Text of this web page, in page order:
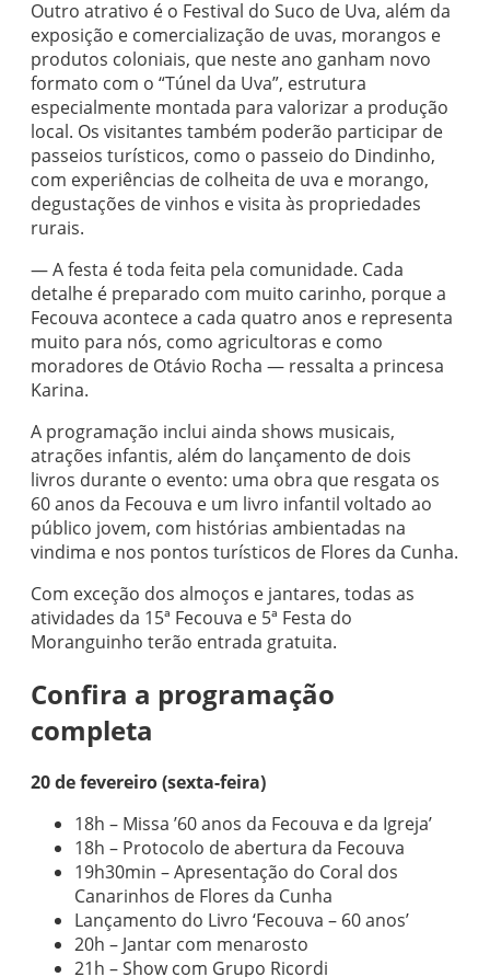
Outro atrativo é o Festival do Suco de Uva, além da
exposição e comercialização de uvas, morangos e
produtos coloniais, que neste ano ganham novo
formato com o “Túnel da Uva”, estrutura
especialmente montada para valorizar a produção
local. Os visitantes também poderão participar de
passeios turísticos, como o passeio do Dindinho,
com experiências de colheita de uva e morango,
degustações de vinhos e visita às propriedades
rurais.
— A festa é toda feita pela comunidade. Cada
detalhe é preparado com muito carinho, porque a
Fecouva acontece a cada quatro anos e representa
muito para nós, como agricultoras e como
moradores de Otávio Rocha — ressalta a princesa
Karina.
A programação inclui ainda shows musicais,
atrações infantis, além do lançamento de dois
livros durante o evento: uma obra que resgata os
60 anos da Fecouva e um livro infantil voltado ao
público jovem, com histórias ambientadas na
vindima e nos pontos turísticos de Flores da Cunha.
Com exceção dos almoços e jantares, todas as
atividades da 15ª Fecouva e 5ª Festa do
Moranguinho terão entrada gratuita.
Confira a programação
completa
20 de fevereiro (sexta-feira)
18h – Missa ’60 anos da Fecouva e da Igreja’
18h – Protocolo de abertura da Fecouva
19h30min – Apresentação do Coral dos
Canarinhos de Flores da Cunha
Lançamento do Livro ‘Fecouva – 60 anos’
20h – Jantar com menarosto
21h – Show com Grupo Ricordi